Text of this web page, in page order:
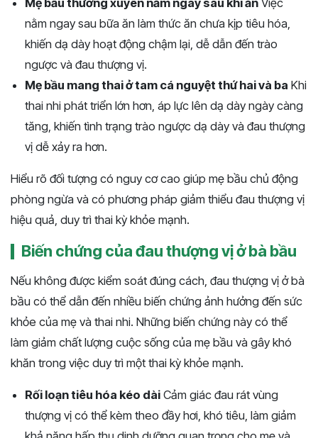
nằm ngay sau bữa ăn làm thức ăn chưa kịp tiêu hóa,
khiến dạ dày hoạt động chậm lại, dễ dẫn đến trào
ngược và đau thượng vị.
Mẹ bầu mang thai ở tam cá nguyệt thứ hai và ba Khi
thai nhi phát triển lớn hơn, áp lực lên dạ dày ngày càng
tăng, khiến tình trạng trào ngược dạ dày và đau thượng
vị dễ xảy ra hơn.
Hiểu rõ đối tượng có nguy cơ cao giúp mẹ bầu chủ động
phòng ngừa và có phương pháp giảm thiểu đau thượng vị
hiệu quả, duy trì thai kỳ khỏe mạnh.
Biến chứng của đau thượng vị ở bà bầu
Nếu không được kiểm soát đúng cách, đau thượng vị ở bà
bầu có thể dẫn đến nhiều biến chứng ảnh hưởng đến sức
khỏe của mẹ và thai nhi. Những biến chứng này có thể
làm giảm chất lượng cuộc sống của mẹ bầu và gây khó
khăn trong việc duy trì một thai kỳ khỏe mạnh.
Rối loạn tiêu hóa kéo dài Cảm giác đau rát vùng
thượng vị có thể kèm theo đầy hơi, khó tiêu, làm giảm